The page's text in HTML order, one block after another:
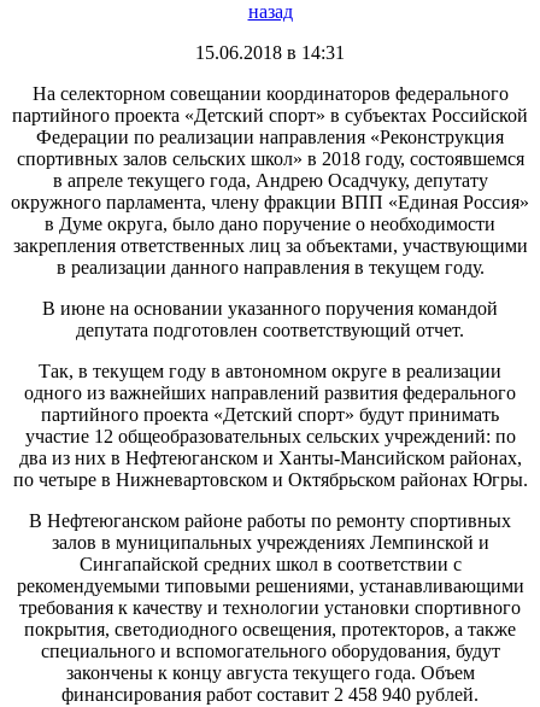
назад
15.06.2018 в 14:31
На селекторном совещании координаторов федерального
партийного проекта «Детский спорт» в субъектах Российской
Федерации по реализации направления «Реконструкция
спортивных залов сельских школ» в 2018 году, состоявшемся
в апреле текущего года, Андрею Осадчуку, депутату
окружного парламента, члену фракции ВПП «Единая Россия»
в Думе округа, было дано поручение о необходимости
закрепления ответственных лиц за объектами, участвующими
в реализации данного направления в текущем году.
В июне на основании указанного поручения командой
депутата подготовлен соответствующий отчет.
Так, в текущем году в автономном округе в реализации
одного из важнейших направлений развития федерального
партийного проекта «Детский спорт» будут принимать
участие 12 общеобразовательных сельских учреждений: по
два из них в Нефтеюганском и Ханты-Мансийском районах,
по четыре в Нижневартовском и Октябрьском районах Югры.
В Нефтеюганском районе работы по ремонту спортивных
залов в муниципальных учреждениях Лемпинской и
Сингапайской средних школ в соответствии с
рекомендуемыми типовыми решениями, устанавливающими
требования к качеству и технологии установки спортивного
покрытия, светодиодного освещения, протекторов, а также
специального и вспомогательного оборудования, будут
закончены к концу августа текущего года. Объем
финансирования работ составит 2 458 940 рублей.